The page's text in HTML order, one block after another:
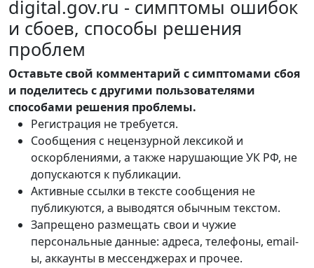
digital.gov.ru - симптомы ошибок
и сбоев, способы решения
проблем
Оставьте свой комментарий с симптомами сбоя
и поделитесь с другими пользователями
способами решения проблемы.
Регистрация не требуется.
Сообщения с нецензурной лексикой и
оскорблениями, а также нарушающие УК РФ, не
допускаются к публикации.
Активные ссылки в тексте сообщения не
публикуются, а выводятся обычным текстом.
Запрещено размещать свои и чужие
персональные данные: адреса, телефоны, email-
ы, аккаунты в мессенджерах и прочее.